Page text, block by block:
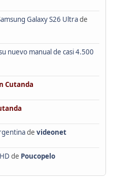
Galaxy S26 Ultrade
nuevo manual de casi 4.500
Cutanda
de videonet
de Poucopelo